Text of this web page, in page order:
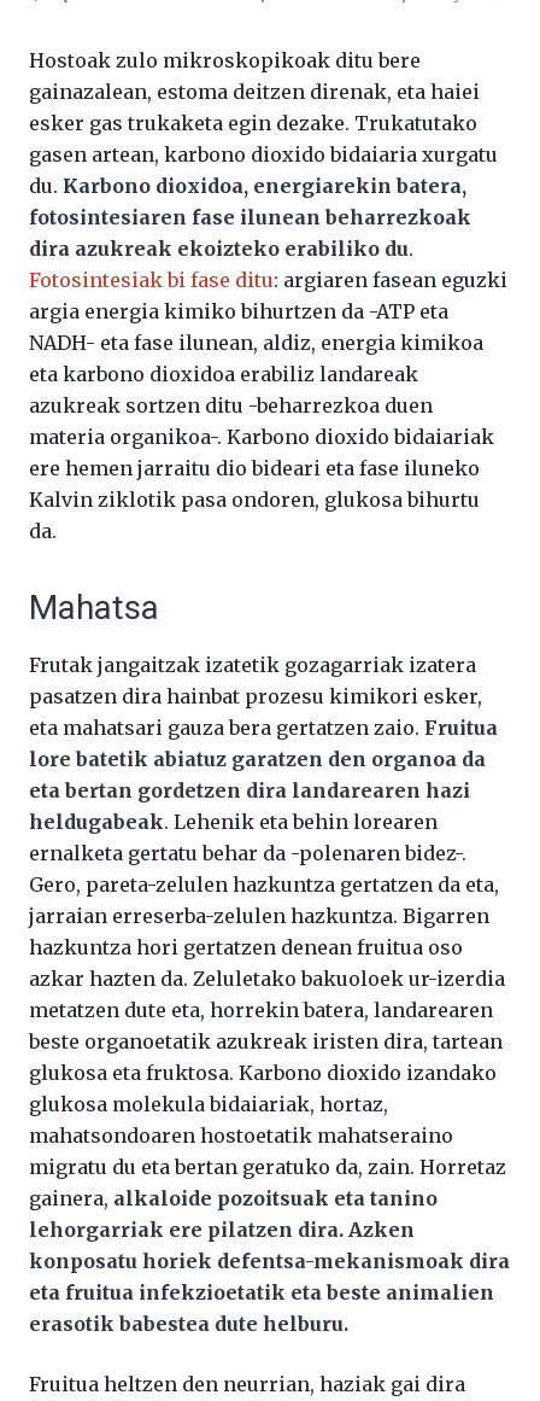
Hostoak zulo mikroskopikoak ditu bere
gainazalean, estoma deitzen direnak, eta haiei
esker gas trukaketa egin dezake. Trukatutako
gasen artean, karbono dioxido bidaiaria xurgatu
du. Karbono dioxidoa, energiarekin batera,
fotosintesiaren fase ilunean beharrezkoak
dira azukreak ekoizteko erabiliko du.
Fotosintesiak bi fase ditu: argiaren fasean eguzki
argia energia kimiko bihurtzen da -ATP eta
NADH- eta fase ilunean, aldiz, energia kimikoa
eta karbono dioxidoa erabiliz landareak
azukreak sortzen ditu -beharrezkoa duen
materia organikoa-. Karbono dioxido bidaiariak
ere hemen jarraitu dio bideari eta fase iluneko
Kalvin ziklotik pasa ondoren, glukosa bihurtu
da.
Mahatsa
Frutak jangaitzak izatetik gozagarriak izatera
pasatzen dira hainbat prozesu kimikori esker,
eta mahatsari gauza bera gertatzen zaio. Fruitua
lore batetik abiatuz garatzen den organoa da
eta bertan gordetzen dira landarearen hazi
heldugabeak. Lehenik eta behin lorearen
ernalketa gertatu behar da -polenaren bidez-.
Gero, pareta-zelulen hazkuntza gertatzen da eta,
jarraian erreserba-zelulen hazkuntza. Bigarren
hazkuntza hori gertatzen denean fruitua oso
azkar hazten da. Zeluletako bakuoloek ur-izerdia
metatzen dute eta, horrekin batera, landarearen
beste organoetatik azukreak iristen dira, tartean
glukosa eta fruktosa. Karbono dioxido izandako
glukosa molekula bidaiariak, hortaz,
mahatsondoaren hostoetatik mahatseraino
migratu du eta bertan geratuko da, zain. Horretaz
gainera, alkaloide pozoitsuak eta tanino
lehorgarriak ere pilatzen dira. Azken
konposatu horiek defentsa-mekanismoak dira
eta fruitua infekzioetatik eta beste animalien
erasotik babestea dute helburu.
Fruitua heltzen den neurrian, haziak gai dira